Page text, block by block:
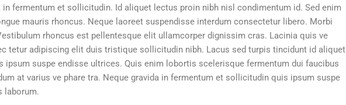
in fermentum et sollicitudin. Id aliquet lectus proin nibh nisl condimentum id. Sed enim
mauris rhoncus. Neque laoreet suspendisse interdum consectetur libero. Morbi
rhoncus est pellentesque elit ullamcorper dignissim cras. Lacinia quis ve
tetur adipiscing elit duis tristique sollicitudin nibh. Lacus sed turpis tincidunt id aliquet
ipsum suspe endisse ultrices. Quis enim lobortis scelerisque fermentum dui faucibus
at varius ve phare tra. Neque gravida in fermentum et sollicitudin quis ipsum suspe
laborum.